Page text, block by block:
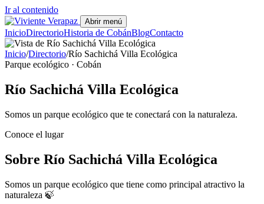
Ir al contenido
Abrir menú
InicioDirectorioHistoria de CobánBlogContacto
Inicio/Directorio/Río Sachichá Villa Ecológica
Parque ecológico · Cobán
Río Sachichá Villa Ecológica
Somos un parque ecológico que te conectará con la naturaleza.
Conoce el lugar
Sobre Río Sachichá Villa Ecológica
Somos un parque ecológico que tiene como principal atractivo la
naturaleza 🍃